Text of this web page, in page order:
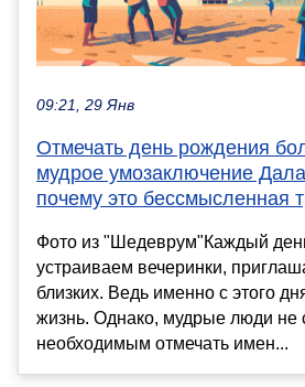
09:21, 29 Янв
Отмечать день рождения
мудрое умозаключение
почему это бессмысленная
Фото из "Шедеврум"Каждый
устраиваем вечеринки,
близких. Ведь именно с этого
жизнь. Однако, мудрые люди не
необходимым отмечать имен...